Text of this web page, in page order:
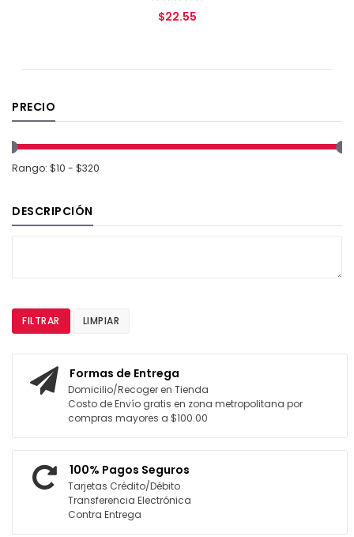
$22.55
PRECIO
Rango: $10 - $320
DESCRIPCIÓN
FILTRAR LIMPIAR
Formas de Entrega
Domicilio/Recoger en Tienda
Costo de Envío gratis en zona metropolitana por
compras mayores a $100.00
100% Pagos Seguros
Tarjetas Crédito/Débito
Transferencia Electrónica
Contra Entrega